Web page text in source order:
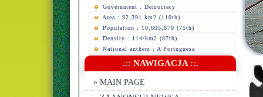
Government : Democracy
Area : 92,391 km2 (110th)
Population : 10,605,870 (75th)
Density : 114/km2 (87th)
National anthem : A Portuguesa
.:: NAWIGACJA ::.
» MAIN PAGE